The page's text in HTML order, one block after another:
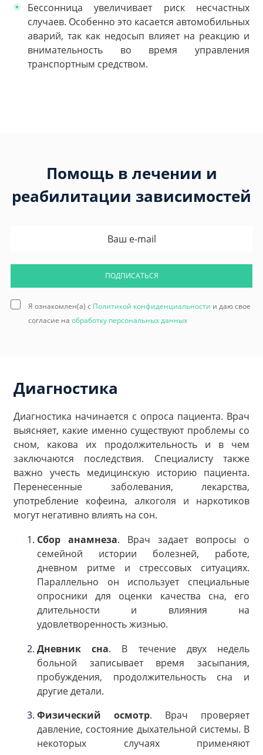
Бессонница увеличивает риск несчастных
случаев. Особенно это касается автомобильных
аварий, так как недосып влияет на реакцию и
внимательность во время управления
транспортным средством.
Помощь в лечении и
реабилитации зависимостей
ПОДПИСАТЬСЯ
Я ознакомлен(а) с Политикой конфиденциальности и даю свое
согласие на обработку персональных данных
Диагностика
Диагностика начинается с опроса пациента. Врач
выясняет, какие именно существуют проблемы со
сном, какова их продолжительность и в чем
заключаются последствия. Специалисту также
важно учесть медицинскую историю пациента.
Перенесенные заболевания, лекарства,
употребление кофеина, алкоголя и наркотиков
могут негативно влиять на сон.
Сбор анамнеза. Врач задает вопросы о
семейной истории болезней, работе,
дневном ритме и стрессовых ситуациях.
Параллельно он использует специальные
опросники для оценки качества сна, его
длительности и влияния на
удовлетворенность жизнью.
Дневник сна. В течение двух недель
больной записывает время засыпания,
пробуждения, продолжительность сна и
другие детали.
Физический осмотр. Врач проверяет
давление, состояние дыхательной системы. В
некоторых случаях применяют